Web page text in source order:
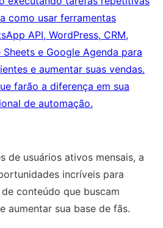
como usar ferramentas
API, WordPress, CRM,
e Google Agenda para
e aumentar suas vendas.
farão a diferença em sua
de automação.
de usuários ativos mensais, a
incríveis para
conteúdo que buscam
aumentar sua base de fãs.